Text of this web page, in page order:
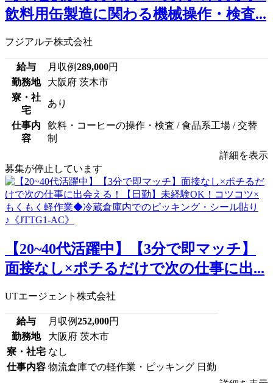
飲料用缶製造に関わる機械操作・検査...
フジアルテ株式会社
給与 月収例289,000円
勤務地
大阪府 茨木市
寮・社
宅
あり
仕事内
容
飲料・コーヒーの操作・検査 / 食品系工場 / 交替
制
詳細を表示
募集が停止しています
【20~40代活躍中】【3分で即マッチ】
面接なし×ポチるだけで次の仕事に出...
UTエージェント株式会社
給与 月収例252,000円
勤務地
大阪府 茨木市
寮・社宅 なし
仕事内容 物流倉庫での軽作業・ピッキング 日勤